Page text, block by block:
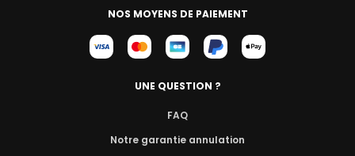
NOS MOYENS DE PAIEMENT
UNE QUESTION ?
FAQ
Notre garantie annulation